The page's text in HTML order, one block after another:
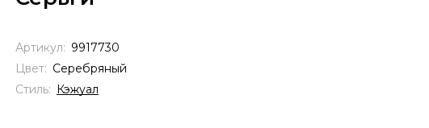
Артикул: 9917730
Цвет: Серебряный
Стиль: Кэжуал